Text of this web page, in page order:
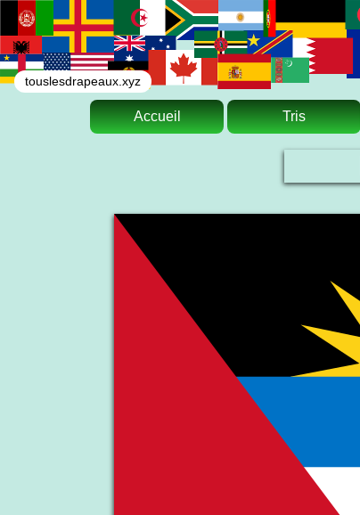
touslesdrapeaux.xyz
Accueil Tris